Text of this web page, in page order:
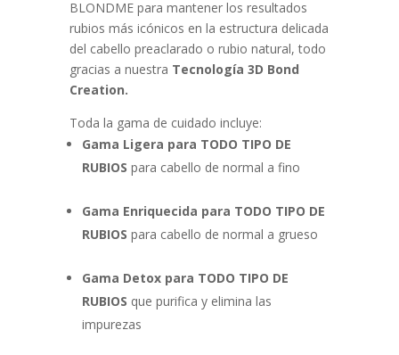
BLONDME para mantener los resultados
rubios más icónicos en la estructura delicada
del cabello preaclarado o rubio natural, todo
gracias a nuestra Tecnología 3D Bond
Creation.
Toda la gama de cuidado incluye:
Gama Ligera para TODO TIPO DE
RUBIOSpara cabello de normal a fino
Gama Enriquecida para TODO TIPO DE
RUBIOSpara cabello de normal a grueso
Gama Detox para TODO TIPO DE
RUBIOS que purifica y elimina las
impurezas